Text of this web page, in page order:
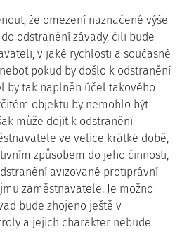
že omezení naznačené výše
odstranění závady, čili bude
v jaké rychlosti a současně
pokud by došlo k odstranění
by tak naplněn účel takového
objektu by nemohlo být
může dojít k odstranění
ve velice krátké době,
způsobem do jeho činnosti,
avizované protiprávní
zaměstnavatele. Je možno
bude zhojeno ještě v
a jejich charakter nebude